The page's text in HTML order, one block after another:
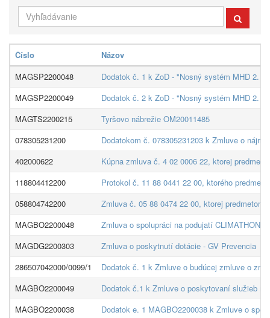
Číslo
Názov
MAGSP2200048
Dodatok č. 1 k ZoD - "Nosný systém MHD 2.
MAGSP2200049
Dodatok č. 2 k ZoD - "Nosný systém MHD 2.
MAGTS2200215
Tyršovo nábrežie OM20011485
078305231200
Dodatokom č. 078305231203 k Zmluve o
402000622
Kúpna zmluva č. 4 02 0006 22, ktorej
118804412200
Protokol č. 11 88 0441 22 00, ktorého
058804742200
Zmluva č. 05 88 0474 22 00, ktorej
MAGBO2200048
Zmluva o spolupráci na podujatí CLIMATHON
MAGDG2200303
Zmluva o poskytnutí dotácie - GV Prevencia
286507042000/0099/1
Dodatok č. 1 k Zmluve o budúcej zmluve o
MAGBO2200049
Dodatok č.1 k Zmluve o poskytovaní služieb
MAGBO2200038
Dodatok e. 1 MAGBO2200038 k Zmluve o